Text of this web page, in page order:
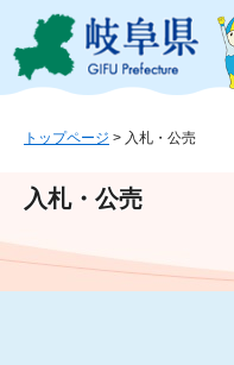
ジ
ュ
文
こ
トップページ > 入札・公売
入札・公売